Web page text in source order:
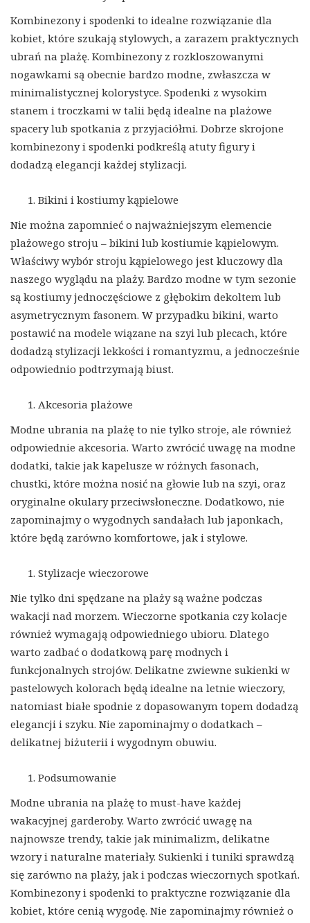
Kombinezony i spodenki to idealne rozwiązanie dla
kobiet, które szukają stylowych, a zarazem praktycznych
ubrań na plażę. Kombinezony z rozkloszowanymi
nogawkami są obecnie bardzo modne, zwłaszcza w
minimalistycznej kolorystyce. Spodenki z wysokim
stanem i troczkami w talii będą idealne na plażowe
spacery lub spotkania z przyjaciółmi. Dobrze skrojone
kombinezony i spodenki podkreślą atuty figury i
dodadzą elegancji każdej stylizacji.
Bikini i kostiumy kąpielowe
Nie można zapomnieć o najważniejszym elemencie
plażowego stroju – bikini lub kostiumie kąpielowym.
Właściwy wybór stroju kąpielowego jest kluczowy dla
naszego wyglądu na plaży. Bardzo modne w tym sezonie
są kostiumy jednoczęściowe z głębokim dekoltem lub
asymetrycznym fasonem. W przypadku bikini, warto
postawić na modele wiązane na szyi lub plecach, które
dodadzą stylizacji lekkości i romantyzmu, a jednocześnie
odpowiednio podtrzymają biust.
Akcesoria plażowe
Modne ubrania na plażę to nie tylko stroje, ale również
odpowiednie akcesoria. Warto zwrócić uwagę na modne
dodatki, takie jak kapelusze w różnych fasonach,
chustki, które można nosić na głowie lub na szyi, oraz
oryginalne okulary przeciwsłoneczne. Dodatkowo, nie
zapominajmy o wygodnych sandałach lub japonkach,
które będą zarówno komfortowe, jak i stylowe.
Stylizacje wieczorowe
Nie tylko dni spędzane na plaży są ważne podczas
wakacji nad morzem. Wieczorne spotkania czy kolacje
również wymagają odpowiedniego ubioru. Dlatego
warto zadbać o dodatkową parę modnych i
funkcjonalnych strojów. Delikatne zwiewne sukienki w
pastelowych kolorach będą idealne na letnie wieczory,
natomiast białe spodnie z dopasowanym topem dodadzą
elegancji i szyku. Nie zapominajmy o dodatkach –
delikatnej biżuterii i wygodnym obuwiu.
Podsumowanie
Modne ubrania na plażę to must-have każdej
wakacyjnej garderoby. Warto zwrócić uwagę na
najnowsze trendy, takie jak minimalizm, delikatne
wzory i naturalne materiały. Sukienki i tuniki sprawdzą
się zarówno na plaży, jak i podczas wieczornych spotkań.
Kombinezony i spodenki to praktyczne rozwiązanie dla
kobiet, które cenią wygodę. Nie zapominajmy również o